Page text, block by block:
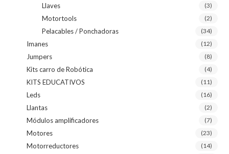
Llaves (3)
Motortools (2)
Pelacables / Ponchadoras (34)
Imanes (12)
Jumpers (8)
Kits carro de Robótica (4)
KITS EDUCATIVOS (11)
Leds (16)
Llantas (2)
Módulos amplificadores (7)
Motores (23)
Motorreductores (14)